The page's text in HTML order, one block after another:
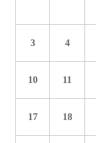
3 4
10 11
17 18